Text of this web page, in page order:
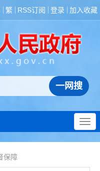
繁 RSS订阅 登录 加入收藏
保障